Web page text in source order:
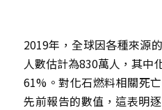
2019年，全球因各種來源
人數估計為830萬人，其中
61%。對化石燃料相關死
先前報告的數值，這表明